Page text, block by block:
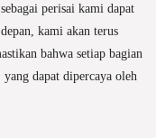
perisai kami dapat
kami akan terus
bahwa setiap bagian
dapat dipercaya oleh